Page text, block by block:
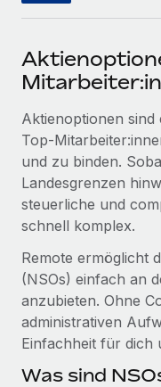
Integrationen
Tools
DIENSTLEISTUNGEN
Frag unsere
Hilfe von
Background-
Einfacheres
Compliance
Lückenlose
Geräteverwaltung
Globale
Geräten
Flexible
Partner werden
Remote Build
Beratung zu
FALLSTUDIEN
So hat der KI-
Remote um 120
Weaviate auf einen
Open-Source-
Webinare
Events
Newsroom
Informationen zu
Insights Center
Hol dir
Alle Ressourcen
BLOG
Globale Payroll
Aktienoptionen
Top-
und zu binden.
Landesgrenzen
steuerliche und
schnell komplex.
Remote ermöglicht
(NSOs) einfach an
anzubieten. Ohne
administrativen
Einfachheit für dich
Was sind